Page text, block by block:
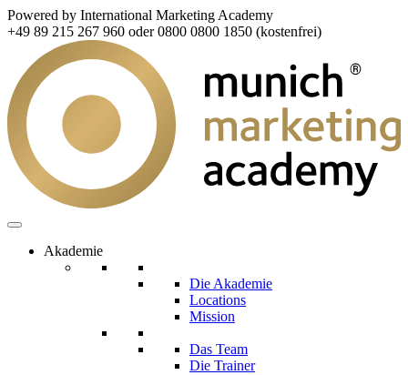
Powered by International Marketing Academy
+49 89 215 267 960 oder 0800 0800 1850 (kostenfrei)
Akademie
Die Akademie
Locations
Mission
Das Team
Die Trainer